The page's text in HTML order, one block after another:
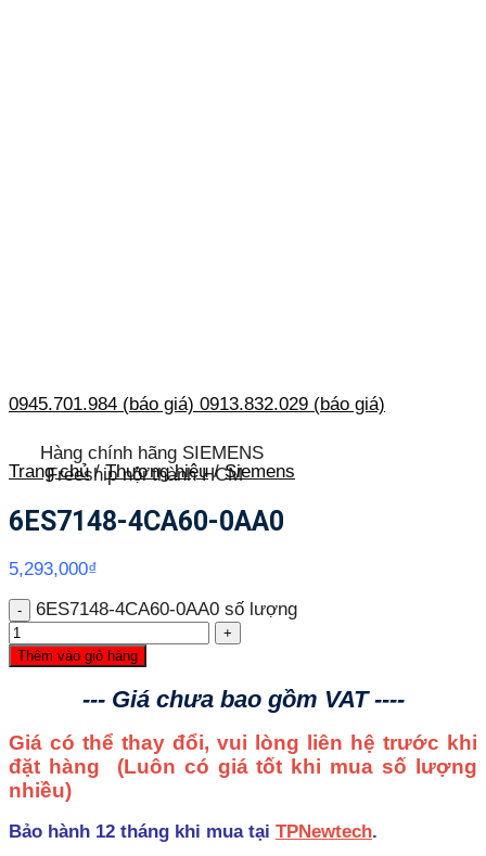
0945.701.984 (báo giá) 0913.832.029 (báo giá)
Hàng chính hãng SIEMENS
Freeship nội thành HCM
Trang chủ / Thương hiệu / Siemens
6ES7148-4CA60-0AA0
5,293,000₫
6ES7148-4CA60-0AA0 số lượng
Thêm vào giỏ hàng
--- Giá chưa bao gồm VAT ----
Giá có thể thay đổi, vui lòng liên hệ trước khi
đặt hàng (Luôn có giá tốt khi mua số lượng
nhiều)
Bảo hành 12 tháng khi mua tại TPNewtech.